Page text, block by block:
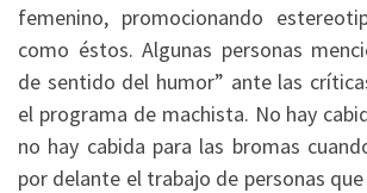
femenino, promocionando
como éstos. Algunas personas
de sentido del humor” ante las
el programa de machista. No hay
no hay cabida para las bromas
por delante el trabajo de personas